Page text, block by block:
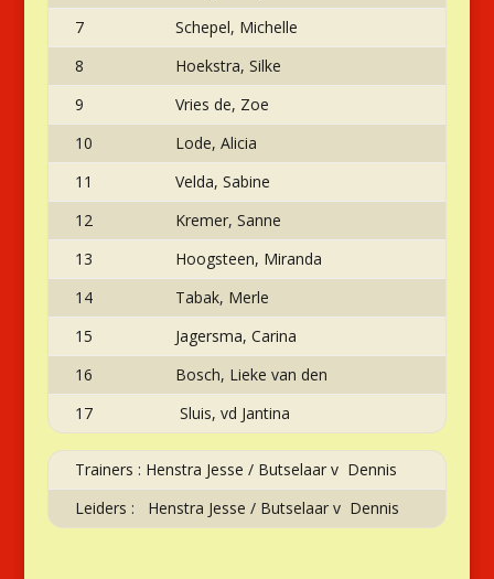
7
Schepel, Michelle
8
Hoekstra, Silke
9
Vries de, Zoe
10
Lode, Alicia
11
Velda, Sabine
12
Kremer, Sanne
13
Hoogsteen, Miranda
14
Tabak, Merle
15
Jagersma, Carina
16
Bosch, Lieke van den
17
Sluis, vd Jantina
Trainers : Henstra Jesse / Butselaar v Dennis
Leiders : Henstra Jesse / Butselaar v Dennis